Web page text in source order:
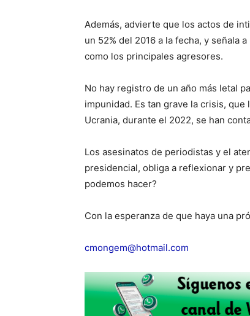
Además, advierte que los actos de
un 52% del 2016 a la fecha, y señala
como los principales agresores.
No hay registro de un año más letal
impunidad. Es tan grave la crisis,
Ucrania, durante el 2022, se han
Los asesinatos de periodistas y el
presidencial, obliga a reflexionar y
podemos hacer?
Con la esperanza de que haya una
cmongem@hotmail.com